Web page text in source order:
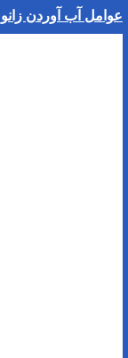
عوامل آب آوردن